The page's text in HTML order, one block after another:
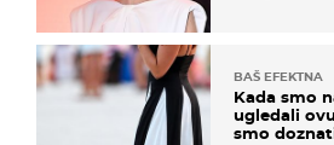
BAŠ EFEKTNA
Kada smo
ugledali
smo